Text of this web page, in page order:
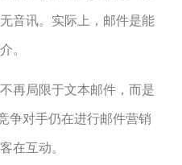
音讯。实际上，邮件是能
。
再局限于文本邮件，而是
争对手仍在进行邮件营销
在互动。